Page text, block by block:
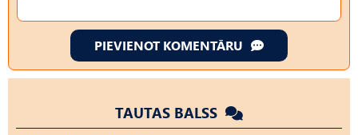
PIEVIENOT KOMENTĀRU
TAUTAS BALSS